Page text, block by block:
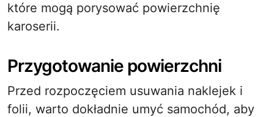
które mogą porysować powierzchnię
karoserii.
Przygotowanie powierzchni
Przed rozpoczęciem usuwania naklejek i
folii, warto dokładnie umyć samochód, aby